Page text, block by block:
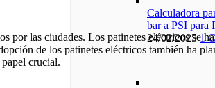
Calculadora
bar a PSI para
24/02/2025 1
las ciudades. Los patinetes eléctricos se
de los patinetes eléctricos también ha
crucial.